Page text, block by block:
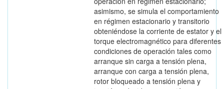
asimismo, se simula el comportamiento
en régimen estacionario y transitorio
obteniéndose la corriente de estator y el
torque electromagnético para diferentes
condiciones de operación tales como
arranque sin carga a tensión plena,
arranque con carga a tensión plena,
rotor bloqueado a tensión plena y